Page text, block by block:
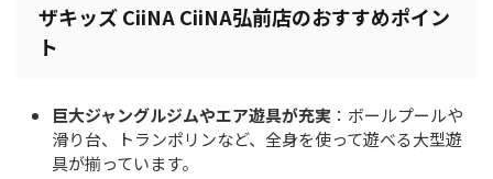
ザキッズ CiiNA CiiNA弘前店のおすすめポイン
ト
巨大ジャングルジムやエア遊具が充実 ：ボールプールや
滑り台、トランポリンなど、全身を使って遊べる大型遊
具が揃っています。